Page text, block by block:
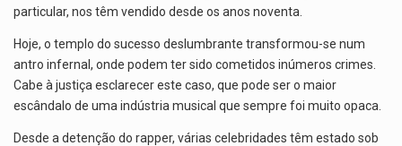
particular, nos têm vendido desde os anos noventa.
Hoje, o templo do sucesso deslumbrante transformou-se num
antro infernal, onde podem ter sido cometidos inúmeros crimes.
Cabe à justiça esclarecer este caso, que pode ser o maior
escândalo de uma indústria musical que sempre foi muito opaca.
Desde a detenção do rapper, várias celebridades têm estado sob